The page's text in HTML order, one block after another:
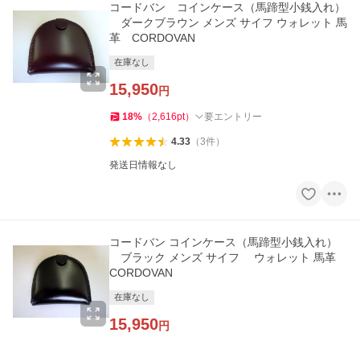
コードバン コインケース（馬蹄型小銭入れ）
ダークブラウン メンズ サイフ ウォレット 馬
革 CORDOVAN
在庫なし
15,950円
18% （2,616pt） 要エントリー
4.33（3件）
発送日情報なし
コードバン コインケース（馬蹄型小銭入れ）
ブラック メンズ サイフ ウォレット 馬革
CORDOVAN
在庫なし
15,950円